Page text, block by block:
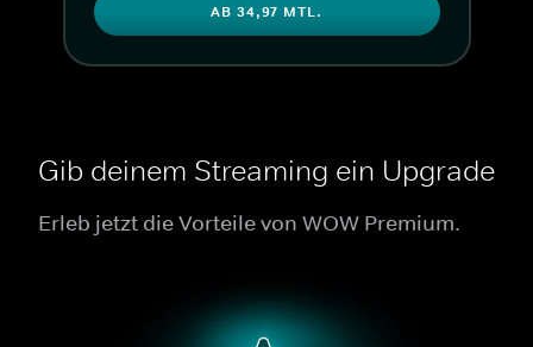
AB 34,97 MTL.
Gib deinem Streaming ein Upgrade
Erleb jetzt die Vorteile von WOW Premium.